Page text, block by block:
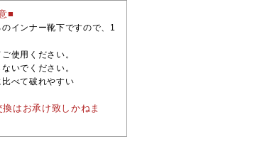
■
インナー靴下ですので、1
使用ください。
いでください。
べて破れやすい
はお承け致しかねま